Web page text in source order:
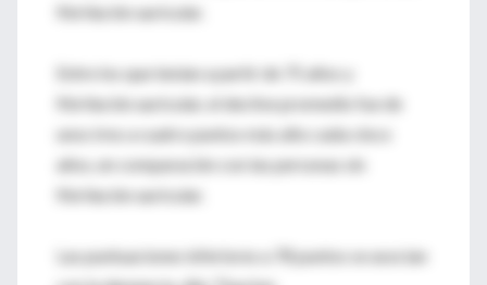
fibrilación auricular.
Entre los que tenían a partir de 75 años y
fibrilación auricular, el declive promedio fue de
unos tres a cuatro puntos más alto cada cinco
años, en comparación con las personas sin
fibrilación auricular.
Las puntuaciones inferiores a 78 puntos se asocian